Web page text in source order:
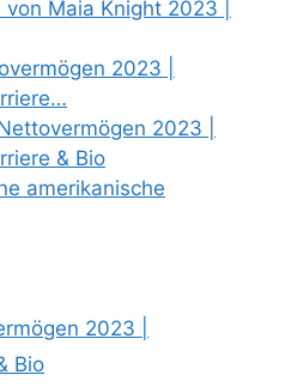
Maia Knight 2023 |
2023 |
2023 |
& Bio
amerikanische
2023 |
Bio